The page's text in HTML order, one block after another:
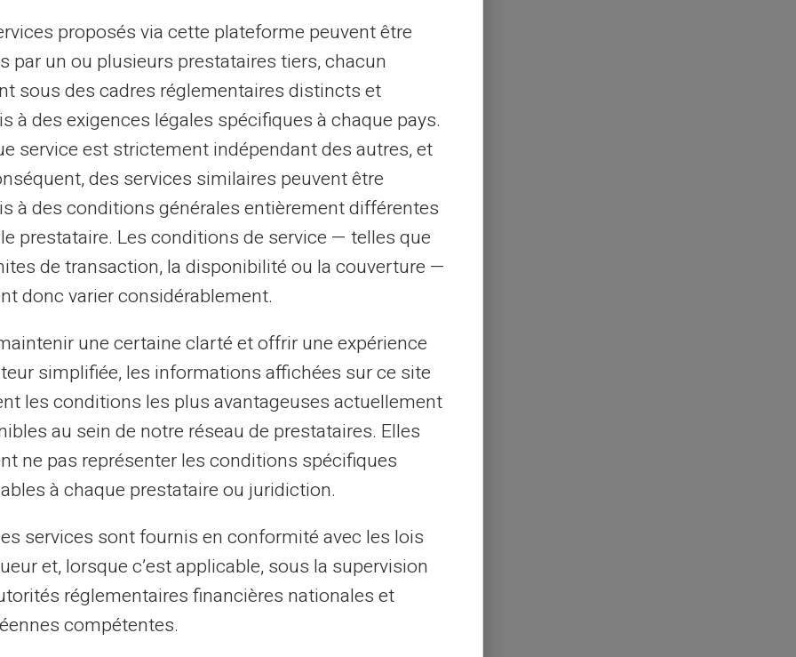
avancées telles que le cryptogramme
le code CVV habituellement
bien moins utile pour les fraudeurs.
sont donc renforcées, réduisant
à la carte bancaire.
sans compte courant
compte présente plusieurs
paiements en ligne :
par exemple, permettent de
prêt à dépenser.
seules les sommes chargées peuvent
et rapides à recharger en ligne, elles
ou occasionnels.
:
Avec un numéro de carte
pirates de tirer profit de leurs actions
de cartes
proposés via cette plateforme peuvent être
par un ou plusieurs prestataires tiers, chacun
sous des cadres réglementaires distincts et
à des exigences légales spécifiques à chaque pays.
service est strictement indépendant des autres, et
des services similaires peuvent être
à des conditions générales entièrement différentes
prestataire. Les conditions de service — telles que
de transaction, la disponibilité ou la couverture —
donc varier considérablement.
une certaine clarté et offrir une expérience
simplifiée, les informations affichées sur ce site
les conditions les plus avantageuses actuellement
au sein de notre réseau de prestataires. Elles
ne pas représenter les conditions spécifiques
à chaque prestataire ou juridiction.
services sont fournis en conformité avec les lois
et, lorsque c’est applicable, sous la supervision
réglementaires financières nationales et
compétentes.